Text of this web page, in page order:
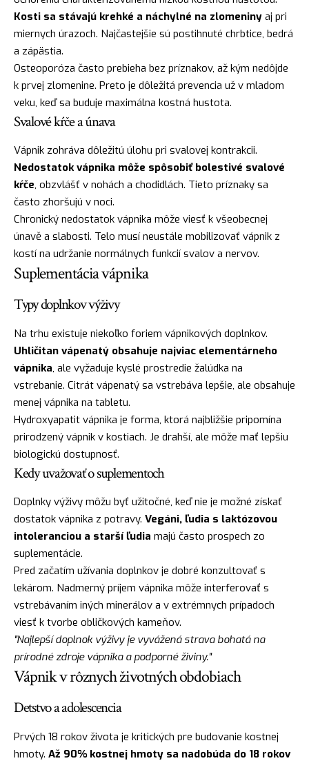
Kosti sa stávajú krehké a náchylné na zlomeniny aj pri
miernych úrazoch. Najčastejšie sú postihnuté chrbtice, bedrá
a zápästia.
Osteoporóza často prebieha bez príznakov, až kým nedôjde
k prvej zlomenine. Preto je dôležitá prevencia už v mladom
veku, keď sa buduje maximálna kostná hustota.
Svalové kŕče a únava
Vápnik zohráva dôležitú úlohu pri svalovej kontrakcii.
Nedostatok vápnika môže spôsobiť bolestivé svalové
kŕče, obzvlášť v nohách a chodidlách. Tieto príznaky sa
často zhoršujú v noci.
Chronický nedostatok vápnika môže viesť k všeobecnej
únavě a slabosti. Telo musí neustále mobilizovať vápnik z
kostí na udržanie normálnych funkcií svalov a nervov.
Suplementácia vápnika
Typy doplnkov výživy
Na trhu existuje niekoľko foriem vápnikových doplnkov.
Uhličitan vápenatý obsahuje najviac elementárneho
vápnika, ale vyžaduje kyslé prostredie žalúdka na
vstrebanie. Citrát vápenatý sa vstrebáva lepšie, ale obsahuje
menej vápnika na tabletu.
Hydroxyapatit vápnika je forma, ktorá najbližšie pripomína
prirodzený vápnik v kostiach. Je drahší, ale môže mať lepšiu
biologickú dostupnosť.
Kedy uvažovať o suplementoch
Doplnky výživy môžu byť užitočné, keď nie je možné získať
dostatok vápnika z potravy. Vegáni, ľudia s laktózovou
intoleranciou a starší ľudia majú často prospech zo
suplementácie.
Pred začatím užívania doplnkov je dobré konzultovať s
lekárom. Nadmerný príjem vápnika môže interferovať s
vstrebávaním iných minerálov a v extrémnych prípadoch
viesť k tvorbe obličkových kameňov.
"Najlepší doplnok výživy je vyvážená strava bohatá na
prírodné zdroje vápnika a podporné živiny."
Vápnik v rôznych životných obdobiach
Detstvo a adolescencia
Prvých 18 rokov života je kritických pre budovanie kostnej
hmoty. Až 90% kostnej hmoty sa nadobúda do 18 rokov